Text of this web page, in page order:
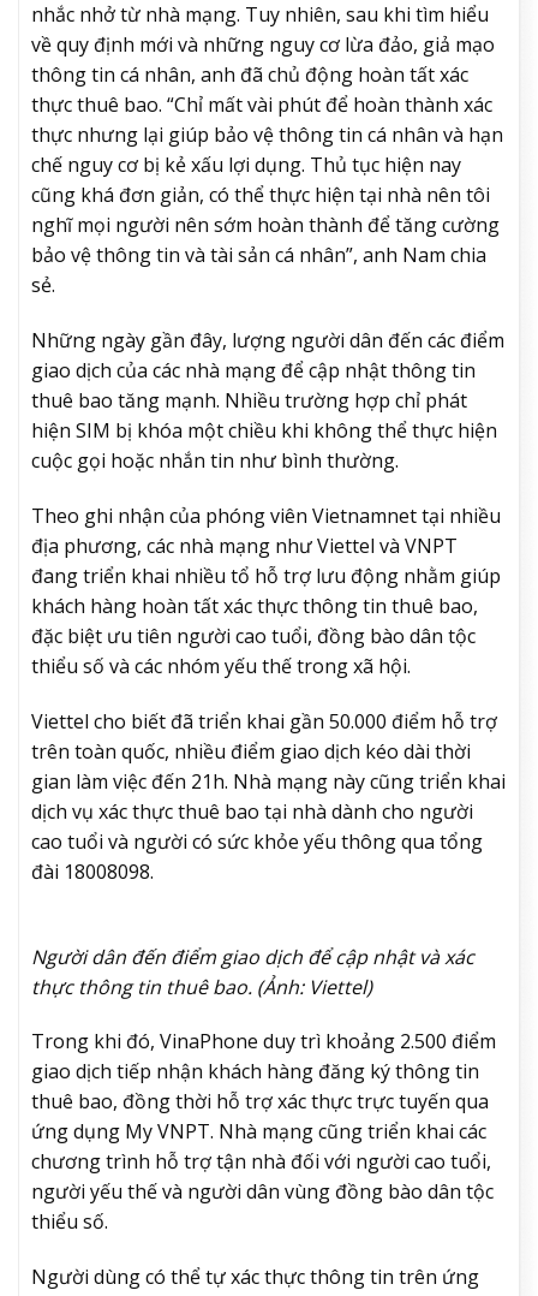
nhắc nhở từ nhà mạng. Tuy nhiên, sau khi tìm hiểu
về quy định mới và những nguy cơ lừa đảo, giả mạo
thông tin cá nhân, anh đã chủ động hoàn tất xác
thực thuê bao. “Chỉ mất vài phút để hoàn thành xác
thực nhưng lại giúp bảo vệ thông tin cá nhân và hạn
chế nguy cơ bị kẻ xấu lợi dụng. Thủ tục hiện nay
cũng khá đơn giản, có thể thực hiện tại nhà nên tôi
nghĩ mọi người nên sớm hoàn thành để tăng cường
bảo vệ thông tin và tài sản cá nhân”, anh Nam chia
sẻ.
Những ngày gần đây, lượng người dân đến các điểm
giao dịch của các nhà mạng để cập nhật thông tin
thuê bao tăng mạnh. Nhiều trường hợp chỉ phát
hiện SIM bị khóa một chiều khi không thể thực hiện
cuộc gọi hoặc nhắn tin như bình thường.
Theo ghi nhận của phóng viên Vietnamnet tại nhiều
địa phương, các nhà mạng như Viettel và VNPT
đang triển khai nhiều tổ hỗ trợ lưu động nhằm giúp
khách hàng hoàn tất xác thực thông tin thuê bao,
đặc biệt ưu tiên người cao tuổi, đồng bào dân tộc
thiểu số và các nhóm yếu thế trong xã hội.
Viettel cho biết đã triển khai gần 50.000 điểm hỗ trợ
trên toàn quốc, nhiều điểm giao dịch kéo dài thời
gian làm việc đến 21h. Nhà mạng này cũng triển khai
dịch vụ xác thực thuê bao tại nhà dành cho người
cao tuổi và người có sức khỏe yếu thông qua tổng
đài 18008098.
Người dân đến điểm giao dịch để cập nhật và xác
thực thông tin thuê bao. (Ảnh: Viettel)
Trong khi đó, VinaPhone duy trì khoảng 2.500 điểm
giao dịch tiếp nhận khách hàng đăng ký thông tin
thuê bao, đồng thời hỗ trợ xác thực trực tuyến qua
ứng dụng My VNPT. Nhà mạng cũng triển khai các
chương trình hỗ trợ tận nhà đối với người cao tuổi,
người yếu thế và người dân vùng đồng bào dân tộc
thiểu số.
Người dùng có thể tự xác thực thông tin trên ứng